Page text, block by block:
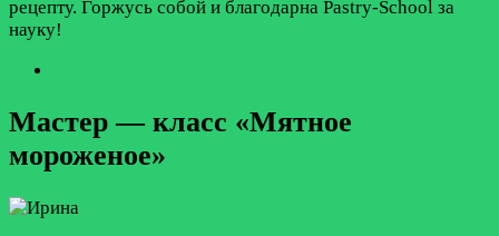
рецепту. Горжусь собой и благодарна Pastry-School за
науку!
Мастер — класс «Мятное
мороженое»